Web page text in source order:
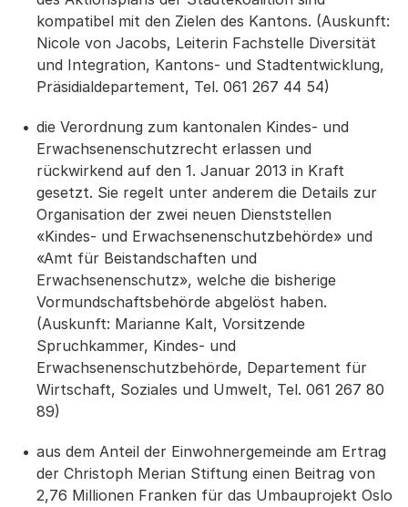
kompatibel mit den Zielen des Kantons. (Auskunft:
Nicole von Jacobs, Leiterin Fachstelle Diversität
und Integration, Kantons- und Stadtentwicklung,
Präsidialdepartement, Tel. 061 267 44 54)
die Verordnung zum kantonalen Kindes- und
Erwachsenenschutzrecht erlassen und
rückwirkend auf den 1. Januar 2013 in Kraft
gesetzt. Sie regelt unter anderem die Details zur
Organisation der zwei neuen Dienststellen
«Kindes- und Erwachsenenschutzbehörde» und
«Amt für Beistandschaften und
Erwachsenenschutz», welche die bisherige
Vormundschaftsbehörde abgelöst haben.
(Auskunft: Marianne Kalt, Vorsitzende
Spruchkammer, Kindes- und
Erwachsenenschutzbehörde, Departement für
Wirtschaft, Soziales und Umwelt, Tel. 061 267 80
89)
aus dem Anteil der Einwohnergemeinde am Ertrag
der Christoph Merian Stiftung einen Beitrag von
2,76 Millionen Franken für das Umbauprojekt Oslo